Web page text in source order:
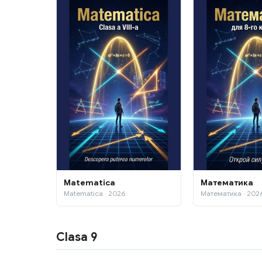
Matematica
Matematica · 2026
Математика
Математика ·
Clasa 9